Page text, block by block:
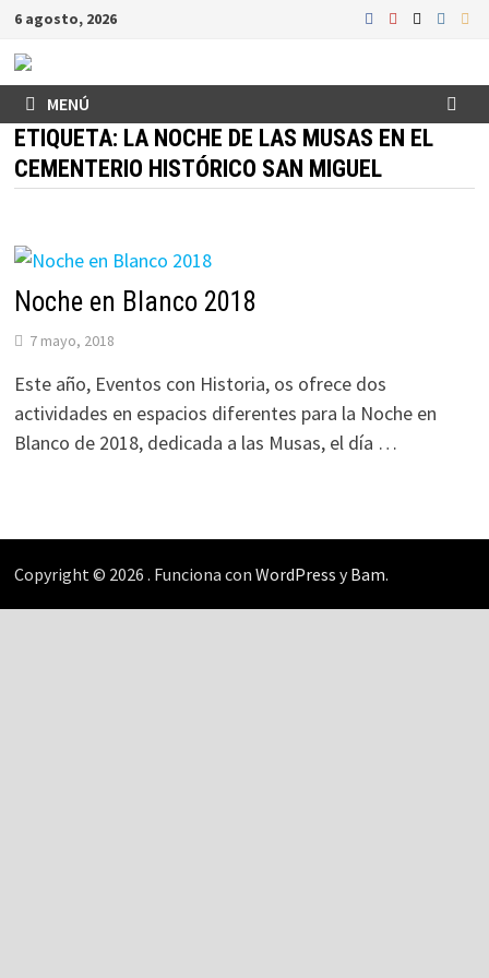
Saltar
contenido
6 agosto, 2026
MENÚ
ETIQUETA: LA NOCHE DE LAS MUSAS EN EL
CEMENTERIO HISTÓRICO SAN MIGUEL
Noche en Blanco 2018
7 mayo, 2018
Este año, Eventos con Historia, os ofrece dos
actividades en espacios diferentes para la Noche en
Blanco de 2018, dedicada a las Musas, el día …
Copyright © 2026 . Funciona con WordPress yBam.